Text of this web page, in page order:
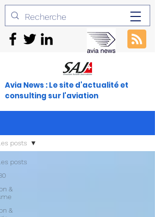
Avia News : Le site d'actualité et
consulting sur l'aviation
posts
&
&
posts